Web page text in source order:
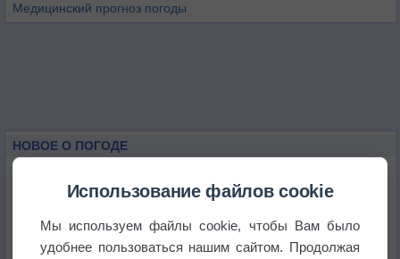
Медицинский прогноз погоды
НОВОЕ О ПОГОДЕ
Приложение построит маршрут через тень
Использование файлов cookie
Мы используем файлы cookie, чтобы Вам было
удобнее пользоваться нашим сайтом. Продолжая